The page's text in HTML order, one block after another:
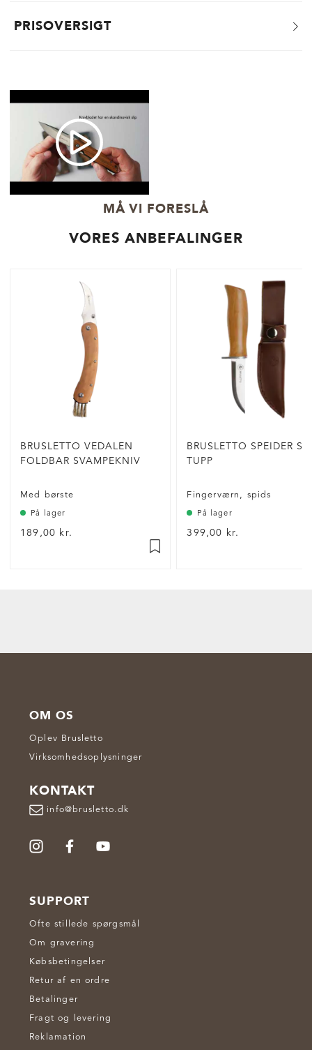
PRISOVERSIGT
MÅ VI FORESLÅ
VORES ANBEFALINGER
BRUSLETTO VEDALEN
FOLDBAR SVAMPEKNIV
Med børste
På lager
189,00 kr.
BRUSLETTO SPEIDER
TUPP
Fingerværn, spids
På lager
399,00 kr.
OM OS
Oplev Brusletto
Virksomhedsoplysninger
KONTAKT
info@brusletto.dk
SUPPORT
Ofte stillede spørgsmål
Om gravering
Købsbetingelser
Retur af en ordre
Betalinger
Fragt og levering
Reklamation